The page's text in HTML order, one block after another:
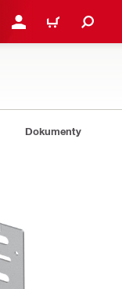
PŘIHLÁSIT NEBO
KOŠÍK
Dokumenty